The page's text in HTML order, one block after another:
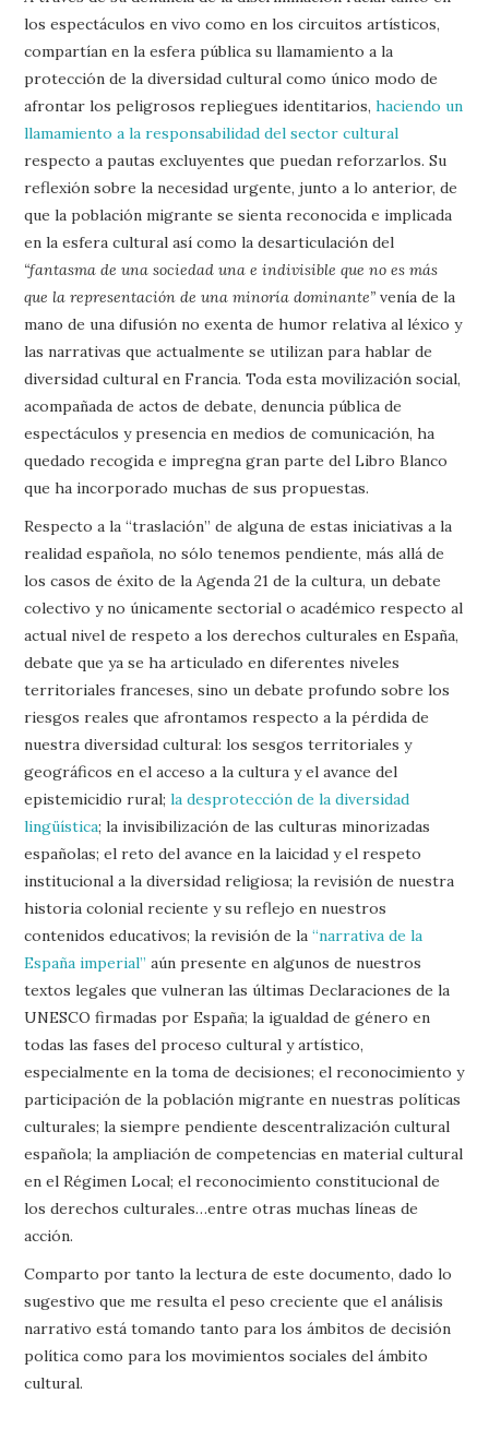
los espectáculos en vivo como en los circuitos artísticos,
compartían en la esfera pública su llamamiento a la
protección de la diversidad cultural como único modo de
afrontar los peligrosos repliegues identitarios,haciendo un
llamamiento a la responsabilidad del sector cultural
respecto a pautas excluyentes que puedan reforzarlos. Su
reflexión sobre la necesidad urgente, junto a lo anterior, de
que la población migrante se sienta reconocida e implicada
en la esfera cultural así como la desarticulación del
“fantasma de una sociedad una e indivisible que no es más
que la representación de una minoría dominante”venía de la
mano de una difusión no exenta de humor relativa al léxico y
las narrativas que actualmente se utilizan para hablar de
diversidad cultural en Francia. Toda esta movilización social,
acompañada de actos de debate, denuncia pública de
espectáculos y presencia en medios de comunicación, ha
quedado recogida e impregna gran parte del Libro Blanco
que ha incorporado muchas de sus propuestas.
Respecto a la “traslación” de alguna de estas iniciativas a la
realidad española, no sólo tenemos pendiente, más allá de
los casos de éxito de la Agenda 21 de la cultura, un debate
colectivo y no únicamente sectorial o académico respecto al
actual nivel de respeto a los derechos culturales en España,
debate que ya se ha articulado en diferentes niveles
territoriales franceses, sino un debate profundo sobre los
riesgos reales que afrontamos respecto a la pérdida de
nuestra diversidad cultural: los sesgos territoriales y
geográficos en el acceso a la cultura y el avance del
epistemicidio rural;la desprotección de la diversidad
lingüística; la invisibilización de las culturas minorizadas
españolas; el reto del avance en la laicidad y el respeto
institucional a la diversidad religiosa; la revisión de nuestra
historia colonial reciente y su reflejo en nuestros
contenidos educativos; la revisión de la“narrativa de la
España imperial” aún presente en algunos de nuestros
textos legales que vulneran las últimas Declaraciones de la
UNESCO firmadas por España; la igualdad de género en
todas las fases del proceso cultural y artístico,
especialmente en la toma de decisiones; el reconocimiento y
participación de la población migrante en nuestras políticas
culturales; la siempre pendiente descentralización cultural
española; la ampliación de competencias en material cultural
en el Régimen Local; el reconocimiento constitucional de
los derechos culturales…entre otras muchas líneas de
acción.
Comparto por tanto la lectura de este documento, dado lo
sugestivo que me resulta el peso creciente que el análisis
narrativo está tomando tanto para los ámbitos de decisión
política como para los movimientos sociales del ámbito
cultural.